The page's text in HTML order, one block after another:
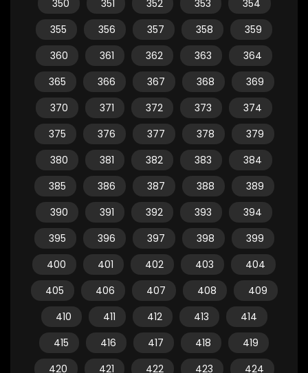
350
351 352 353
354
355
356 357 358
359
360
361 362 363
364
365
366 367 368
369
370
371 372 373
374
375
376 377 378
379
380
381 382 383
384
385
386 387 388
389
390
391 392 393
394
395
396 397 398
399
400
401 402 403
404
405
406 407 408
409
410
411 412 413
414
415
416 417 418
419
420
421 422 423 424